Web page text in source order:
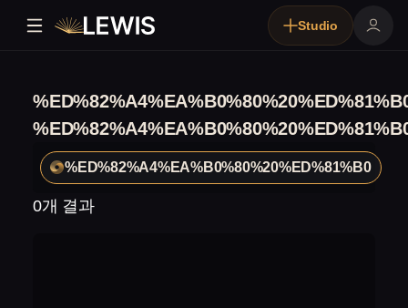
Studio
%ED%82%A4%EA%B0%80%20%ED%81%B0
0개 결과